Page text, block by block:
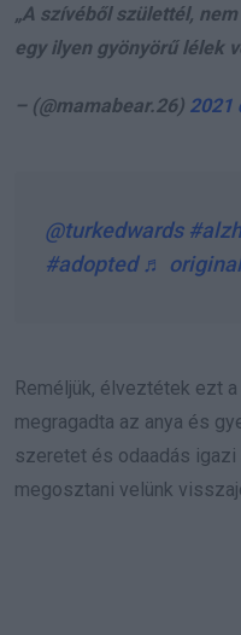
„A szívéből születtél,
egy ilyen gyönyörű lélek
– (@mamabear.26) 2021
@turkedwards
#adopted ♬
Reméljük, élveztétek ezt
megragadta az anya és
szeretet és odaadás igazi
megosztani velünk